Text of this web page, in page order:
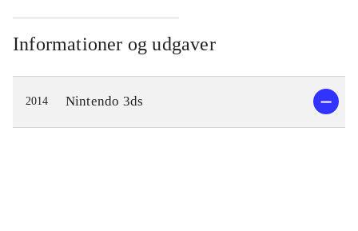
Informationer og udgaver
2014 Nintendo 3ds